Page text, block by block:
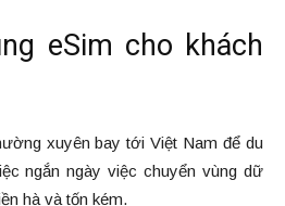
eSim cho khách
xuyên bay tới Việt Nam để du
ngắn ngày việc chuyển vùng dữ
hà và tốn kém.